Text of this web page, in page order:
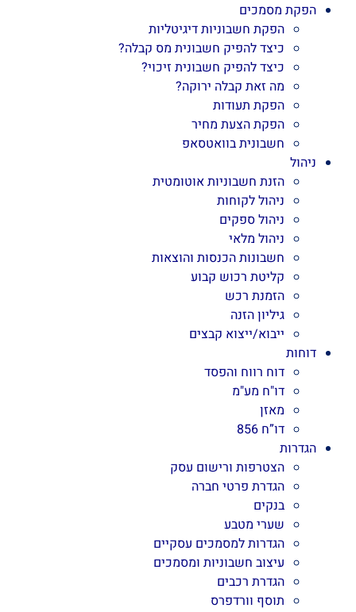
הפקת מסמכים
הפקת חשבוניות דיגיטליות
כיצד להפיק חשבונית מס קבלה?
כיצד להפיק חשבונית זיכוי?
מה זאת קבלה ירוקה?
הפקת תעודות
הפקת הצעת מחיר
חשבונית בוואטסאפ
ניהול
הזנת חשבוניות אוטומטית
ניהול לקוחות
ניהול ספקים
ניהול מלאי
חשבונות הכנסות והוצאות
קליטת רכוש קבוע
הזמנת רכש
גיליון הזנה
ייבוא/ייצוא קבצים
דוחות
דוח רווח והפסד
דו"ח מע"מ
מאזן
דו”ח 856
הגדרות
הצטרפות ורישום עסק
הגדרת פרטי חברה
בנקים
שערי מטבע
הגדרות למסמכים עסקיים
עיצוב חשבוניות ומסמכים
הגדרת רכבים
תוסף וורדפרס